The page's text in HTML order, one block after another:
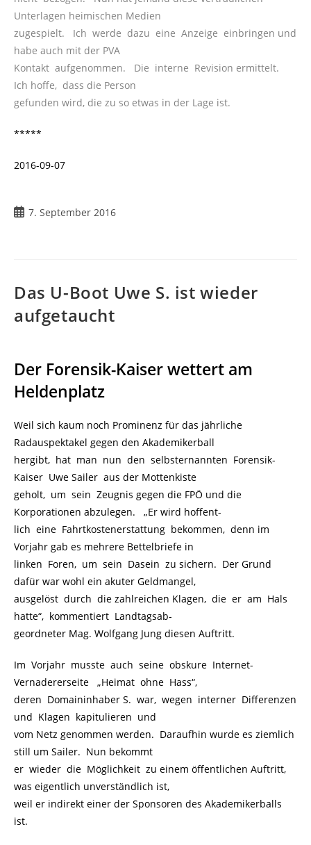
Unterlagen heimischen Medien
zugespielt. Ich werde dazu eine Anzeige einbringen und
habe auch mit der PVA
Kontakt aufgenommen. Die interne Revision ermittelt.
Ich hoffe, dass die Person
gefunden wird, die zu so etwas in der Lage ist.
*****
2016-09-07
7. September 2016
Das U-Boot Uwe S. ist wieder
aufgetaucht
Der Forensik-Kaiser wettert am
Heldenplatz
Weil sich kaum noch Prominenz für das jährliche
Radauspektakel gegen den Akademikerball
hergibt, hat man nun den selbsternannten Forensik-
Kaiser Uwe Sailer aus der Mottenkiste
geholt, um sein Zeugnis gegen die FPÖ und die
Korporationen abzulegen. „Er wird hoffent-
lich eine Fahrtkostenerstattung bekommen, denn im
Vorjahr gab es mehrere Bettelbriefe in
linken Foren, um sein Dasein zu sichern. Der Grund
dafür war wohl ein akuter Geldmangel,
ausgelöst durch die zahlreichen Klagen, die er am Hals
hatte“, kommentiert Landtagsab-
geordneter Mag. Wolfgang Jung diesen Auftritt.
Im Vorjahr musste auch seine obskure Internet-
Vernadererseite „Heimat ohne Hass“,
deren Domaininhaber S. war, wegen interner Differenzen
und Klagen kapitulieren und
vom Netz genommen werden. Daraufhin wurde es ziemlich
still um Sailer. Nun bekommt
er wieder die Möglichkeit zu einem öffentlichen Auftritt,
was eigentlich unverständlich ist,
weil er indirekt einer der Sponsoren des Akademikerballs
ist.